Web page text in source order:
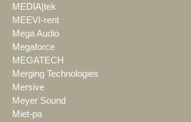
MEDIA|tek
MEEVI-rent
Mega Audio
Megaforce
MEGATECH
Merging Technologies
Mersive
Meyer Sound
Miet-pa